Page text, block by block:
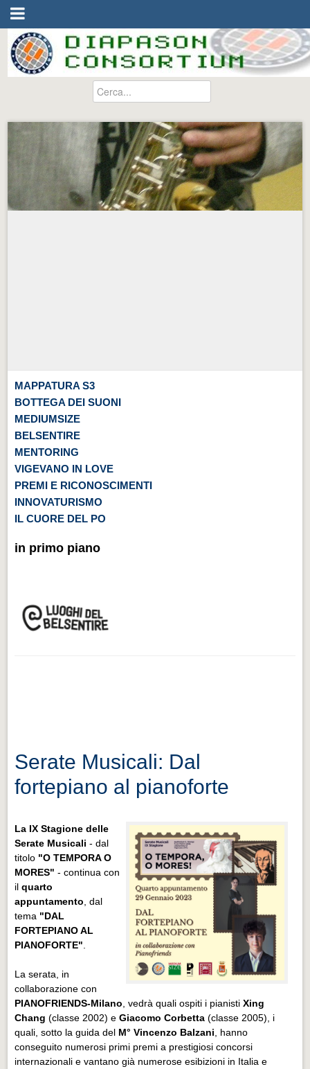
MAPPATURA S3
BOTTEGA DEI SUONI
MEDIUMSIZE
BELSENTIRE
MENTORING
VIGEVANO IN LOVE
PREMI E RICONOSCIMENTI
INNOVATURISMO
IL CUORE DEL PO
in primo piano
Serate Musicali: Dal
fortepiano al pianoforte
La IX Stagione delle
Serate Musicali - dal
titolo "O TEMPORA O
MORES" - continua con
ilquarto
appuntamento , dal
tema "DAL
FORTEPIANO AL
PIANOFORTE"
La serata, in
collaborazione con
PIANOFRIENDS-Milano , vedrà quali ospiti i pianistiXing
Chang (classe 2002) eGiacomo Corbetta (classe 2005), i
quali, sotto la guida del M° Vincenzo Balzani , hanno
conseguito numerosi primi premi a prestigiosi concorsi
internazionali e vantano già numerose esibizioni in Italia e